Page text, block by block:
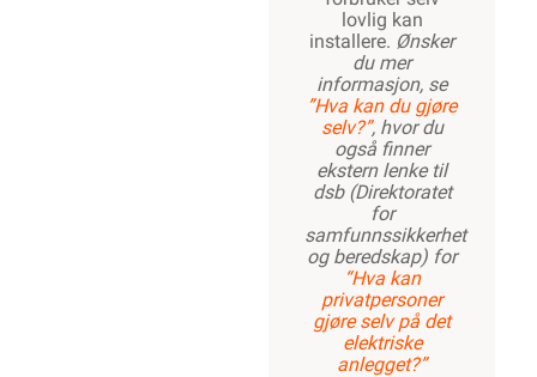
1000W
lovlig kan
installere. Ønsker
du mer
informasjon, se
”Hva kan du gjøre
selv?”, hvor du
også finner
ekstern lenke til
dsb (Direktoratet
for
samfunnssikkerhet
og beredskap) for
“Hva kan
privatpersoner
gjøre selv på det
elektriske
anlegget?”